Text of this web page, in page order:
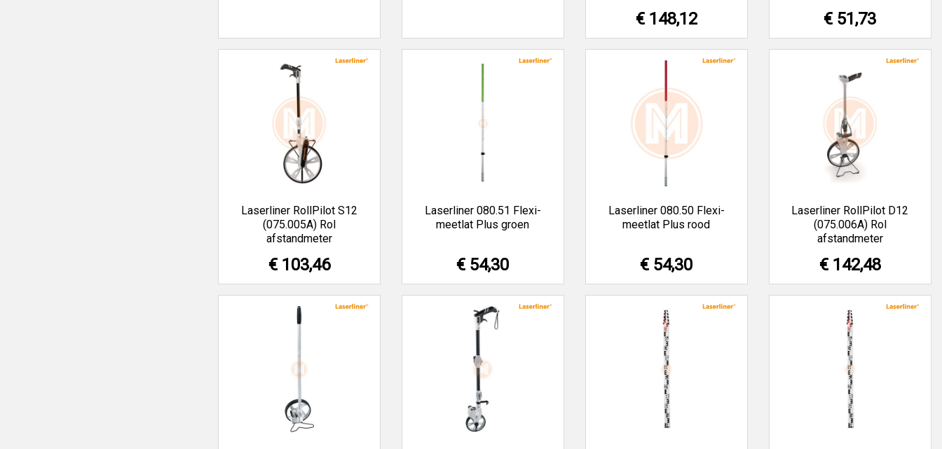
€ 148,12 € 51,73
Laserliner RollPilot S12
(075.005A) Rol
afstandmeter
€ 103,46
Laserliner 080.51 Flexi-
meetlat Plus groen
€ 54,30
Laserliner 080.50 Flexi-
meetlat Plus rood
€ 54,30
Laserliner RollPilot D12
(075.006A) Rol
afstandmeter
€ 142,48